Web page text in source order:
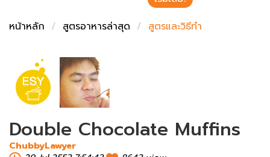
หน้าหลัก
สูตรอาหารล่าสุด สูตรและวิธีทำ
Double Chocolate Muffins
ChubbyLawyer